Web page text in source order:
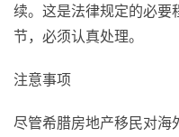
续。这是法律规定的必要
节，必须认真处理。
注意事项
尽管希腊房地产移民对海